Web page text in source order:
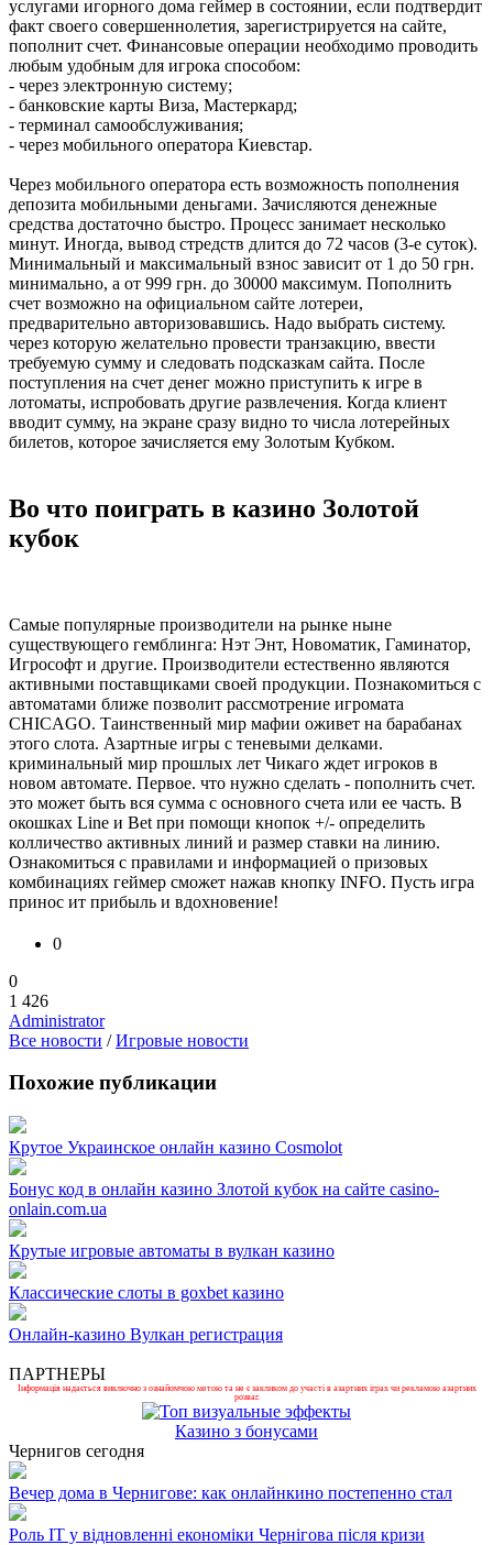
услугами игорного дома геймер в состоянии, если подтвердит
факт своего совершеннолетия, зарегистрируется на сайте,
пополнит счет. Финансовые операции необходимо проводить
любым удобным для игрока способом:
- через электронную систему;
- банковские карты Виза, Мастеркард;
- терминал самообслуживания;
- через мобильного оператора Киевстар.
Через мобильного оператора есть возможность пополнения
депозита мобильными деньгами. Зачисляются денежные
средства достаточно быстро. Процесс занимает несколько
минут. Иногда, вывод стредств длится до 72 часов (3-е суток).
Минимальный и максимальный взнос зависит от 1 до 50 грн.
минимально, а от 999 грн. до 30000 максимум. Пополнить
счет возможно на официальном сайте лотереи,
предварительно авторизовавшись. Надо выбрать систему.
через которую желательно провести транзакцию, ввести
требуемую сумму и следовать подсказкам сайта. После
поступления на счет денег можно приступить к игре в
лотоматы, испробовать другие развлечения. Когда клиент
вводит сумму, на экране сразу видно то числа лотерейных
билетов, которое зачисляется ему Золотым Кубком.
Во что поиграть в казино Золотой
кубок
Самые популярные производители на рынке ныне
существующего гемблинга: Нэт Энт, Новоматик, Гаминатор,
Игрософт и другие. Производители естественно являются
активными поставщиками своей продукции. Познакомиться с
автоматами ближе позволит рассмотрение игромата
CHICAGO. Таинственный мир мафии оживет на барабанах
этого слота. Азартные игры с теневыми делками.
криминальный мир прошлых лет Чикаго ждет игроков в
новом автомате. Первое. что нужно сделать - пополнить счет.
это может быть вся сумма с основного счета или ее часть. В
окошках Line и Bet при помощи кнопок +/- определить
колличество активных линий и размер ставки на линию.
Ознакомиться с правилами и информацией о призовых
комбинациях геймер сможет нажав кнопку INFO. Пусть игра
принос ит прибыль и вдохновение!
0
0
1 426
Administrator
Все новости /Игровые новости
Похожие публикации
Крутое Украинское онлайн казино Cosmolot
Бонус код в онлайн казино Злотой кубок на сайте casino-
onlain.com.ua
Крутые игровые автоматы в вулкан казино
Классические слоты в goxbet казино
Онлайн-казино Вулкан регистрация
ПАРТНЕРЫ
Інформація надається виключно з ознайомчою метою та не є закликом до участі в азартних іграх чи рекламою азартних
розваг.
Казино з бонусами
Чернигов сегодня
Вечер дома в Чернигове: как онлайнкино постепенно стал
Роль ІТ у відновленні економіки Чернігова після кризи